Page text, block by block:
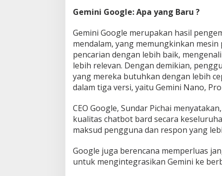
Gemini Google: Apa yang Baru ?
Gemini Google merupakan hasil
mendalam, yang memungkinkan
pencarian dengan lebih baik,
lebih relevan. Dengan demikian,
yang mereka butuhkan dengan lebih
dalam tiga versi, yaitu Gemini Nano,
CEO Google, Sundar Pichai
kualitas chatbot bard secara
maksud pengguna dan respon yang
Google juga berencana memperluas
untuk mengintegrasikan Gemini ke